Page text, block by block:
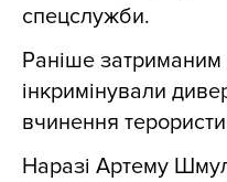
спецслужби.
Раніше
інкримінували
вчинення
Наразі Артему